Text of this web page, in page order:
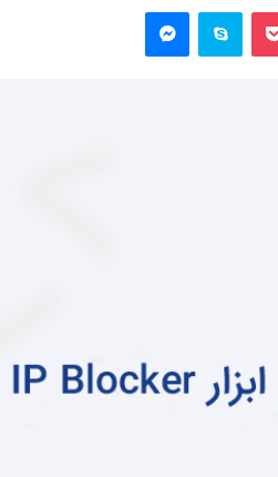
پاکت اسکایپ